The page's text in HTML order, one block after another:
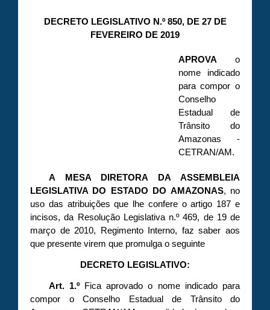
DECRETO LEGISLATIVO N.º 850, DE 27 DE
FEVEREIRO DE 2019
APROVA o
nome indicado
para compor o
Conselho
Estadual de
Trânsito do
Amazonas -
CETRAN/AM.
A MESA DIRETORA DA ASSEMBLEIA
LEGISLATIVA DO ESTADO DO AMAZONAS, no
uso das atribuições que lhe confere o artigo 187 e
incisos, da Resolução Legislativa n.º 469, de 19 de
março de 2010, Regimento Interno, faz saber aos
que presente virem que promulga o seguinte
DECRETO LEGISLATIVO:
Art. 1.ºFica aprovado o nome indicado para
compor o Conselho Estadual de Trânsito do